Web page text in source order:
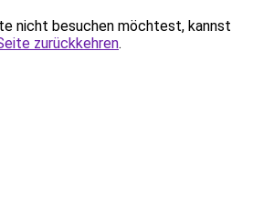
nicht besuchen möchtest, kannst
zurückkehren.